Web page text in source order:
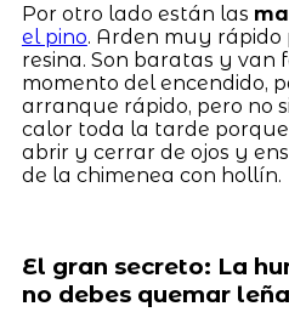
Por otro lado están las
el pino. Arden muy
resina. Son baratas y van
momento del encendido,
arranque rápido, pero no
calor toda la tarde
abrir y cerrar de ojos y
de la chimenea con hollín.
El gran secreto: La
no debes quemar